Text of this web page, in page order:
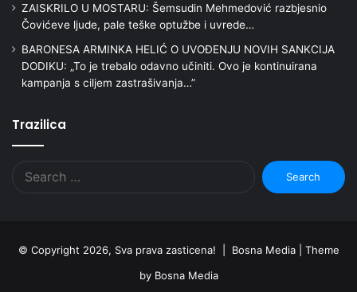
ZAISKRILO U MOSTARU: Šemsudin Mehmedović razbjesnio
Čovićeve ljude, pale teške optužbe i uvrede…
BARONESA ARMINKA HELIĆ O UVOĐENJU NOVIH SANKCIJA
DODIKU: „To je trebalo odavno učiniti. Ovo je kontinuirana
kampanja s ciljem zastrašivanja…”
Trazilica
Search
for:
© Copyright 2026, Sva prava zasticena! | Bosna Media | Theme
by Bosna Media